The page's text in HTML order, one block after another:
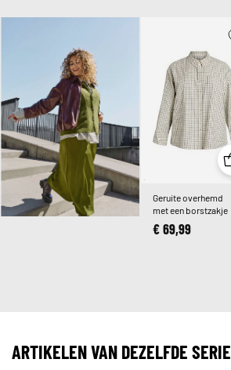
Geruite overhemd
met een borstzakje
€ 69,99
ARTIKELEN VAN DEZELFDE SERIE